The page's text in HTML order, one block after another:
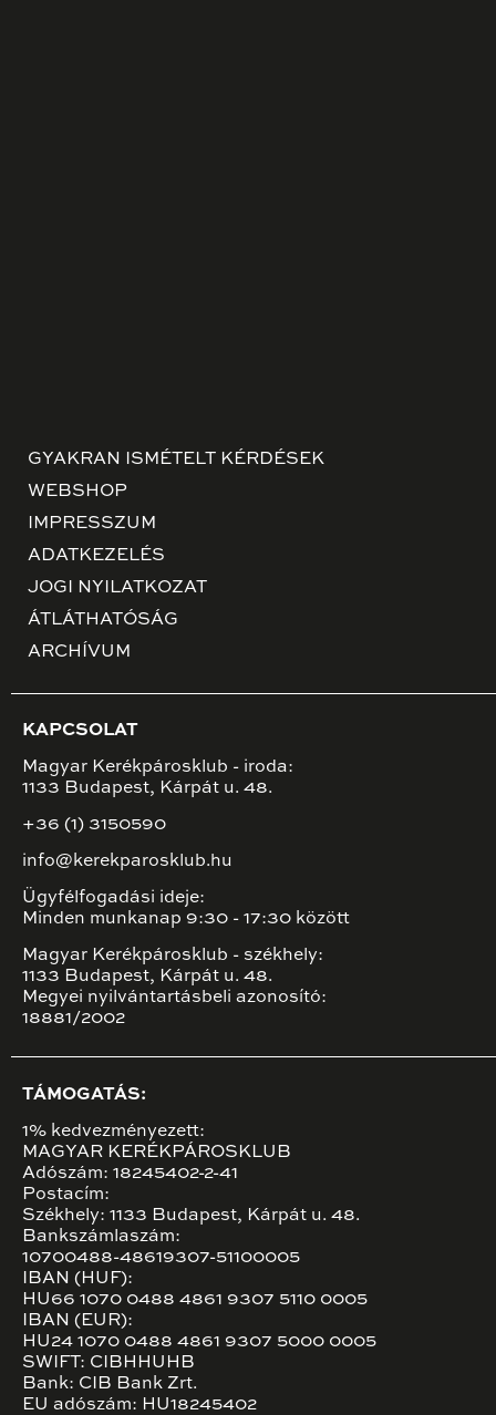
GYAKRAN ISMÉTELT KÉRDÉSEK
WEBSHOP
IMPRESSZUM
ADATKEZELÉS
JOGI NYILATKOZAT
ÁTLÁTHATÓSÁG
ARCHÍVUM
KAPCSOLAT
Magyar Kerékpárosklub - iroda:
1133 Budapest, Kárpát u. 48.
+36 (1) 3150590
info@kerekparosklub.hu
Ügyfélfogadási ideje:
Minden munkanap 9:30 - 17:30 között
Magyar Kerékpárosklub - székhely:
1133 Budapest, Kárpát u. 48.
Megyei nyilvántartásbeli azonosító:
18881/2002
TÁMOGATÁS:
1% kedvezményezett:
MAGYAR KERÉKPÁROSKLUB
Adószám: 18245402-2-41
Postacím:
Székhely: 1133 Budapest, Kárpát u. 48.
Bankszámlaszám:
10700488-48619307-51100005
IBAN (HUF):
HU66 1070 0488 4861 9307 5110 0005
IBAN (EUR):
HU24 1070 0488 4861 9307 5000 0005
SWIFT: CIBHHUHB
Bank: CIB Bank Zrt.
EU adószám: HU18245402